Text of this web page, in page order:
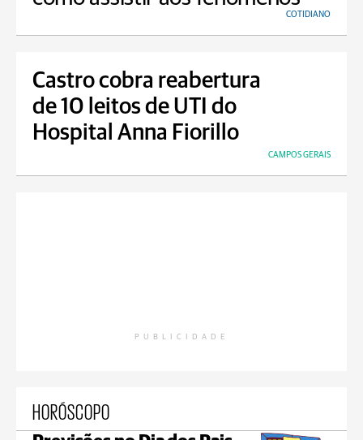
COTIDIANO
Castro cobra reabertura
de 10 leitos de UTI do
Hospital Anna Fiorillo
CAMPOS GERAIS
PUBLICIDADE
HORÓSCOPO